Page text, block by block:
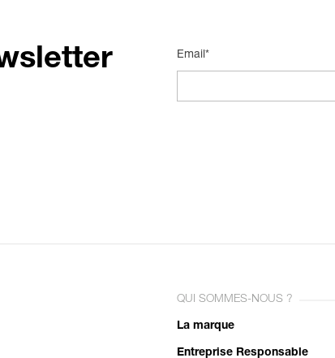
Email*
QUI SOMMES-NOUS ?
La marque
Entreprise Responsable